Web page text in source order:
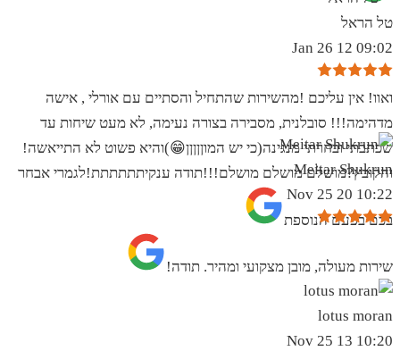
טל הראל
09:02 12 Jan 26
ואוו! אין עליכם !מהשירות שהתחיל והסתיים עם אורלי , אישה
מדהימה!!! סובלנית, מסבירה בצורה נעימה, לא מעט שיחות עד
שכתבתי ובחרתי מנגינה(כי יש המוןןןןן😁)והיא פשוט לא התייאשה!
והקובץ?מושלם מושלם מושלם!!!תודה ענקיתתתתתת!לגמרי אבחר
בכם בפעם הנוספת
Meitar Shukrun
10:22 20 Nov 25
שירות מעולה, מובן מצקועי ומהיר. תודה!
lotus moran
10:20 13 Nov 25